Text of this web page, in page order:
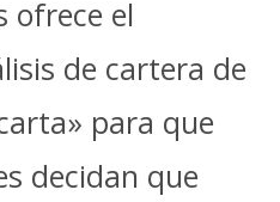
ofrece el
de cartera de
para que
decidan que